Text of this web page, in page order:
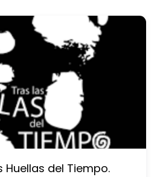
Huellas del Tiempo.